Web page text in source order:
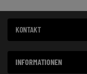
KONTAKT
INFORMATIONEN